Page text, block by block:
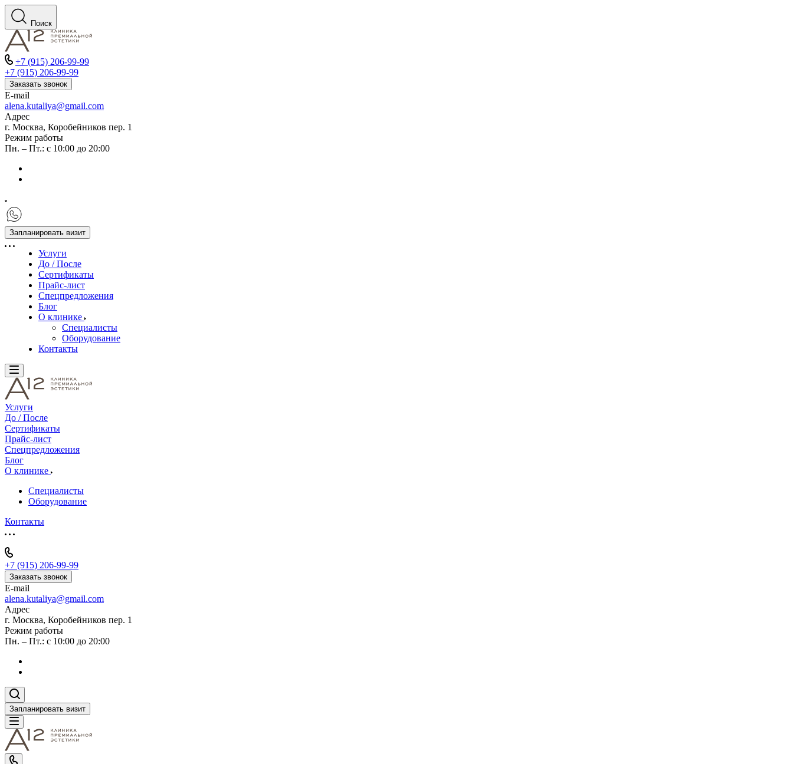
Поиск
+7 (915) 206-99-99
+7 (915) 206-99-99
Заказать звонок
E-mail
alena.kutaliya@gmail.com
Адрес
г. Москва, Коробейников пер. 1
Режим работы
Пн. – Пт.: с 10:00 до 20:00
Запланировать визит
Услуги
До / После
Сертификаты
Прайс-лист
Спецпредложения
Блог
О клинике
Специалисты
Оборудование
Контакты
Услуги
До / После
Сертификаты
Прайс-лист
Спецпредложения
Блог
О клинике
Специалисты
Оборудование
Контакты
+7 (915) 206-99-99
Заказать звонок
E-mail
alena.kutaliya@gmail.com
Адрес
г. Москва, Коробейников пер. 1
Режим работы
Пн. – Пт.: с 10:00 до 20:00
Запланировать визит